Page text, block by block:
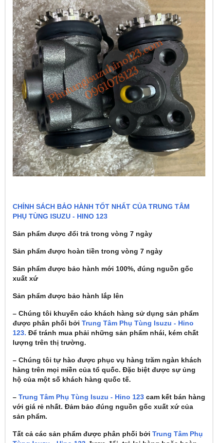
CHÍNH SÁCH BẢO HÀNH TỐT NHẤT CỦA TRUNG TÂM
PHỤ TÙNG ISUZU - HINO 123
Sản phẩm được đổi trả trong vòng 7 ngày
Sản phẩm được hoàn tiền trong vòng 7 ngày
Sản phẩm được bảo hành mới 100%, đúng nguồn gốc
xuất xứ
Sản phẩm được bảo hành lắp lên
– Chúng tôi khuyến cáo khách hàng sử dụng sản phẩm
được phân phối bởi Trung Tâm Phụ Tùng Isuzu - Hino
123. Để tránh mua phải những sản phẩm nhái, kém chất
lượng trên thị trường.
– Chúng tôi tự hào được phục vụ hàng trăm ngàn khách
hàng trên mọi miền của tổ quốc. Đặc biệt được sự ủng
hộ của một số khách hàng quốc tế.
– Trung Tâm Phụ Tùng Isuzu - Hino 123 cam kết bán hàng
với giá rẻ nhất. Đảm bảo đúng nguồn gốc xuất xứ của
sản phẩm.
Tất cả các sản phẩm được phân phối bởi Trung Tâm Phụ